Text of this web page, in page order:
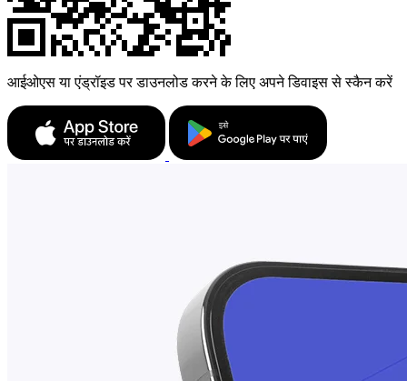
आईओएस या एंड्रॉइड पर डाउनलोड करने के लिए अपने डिवाइस से स्कैन करें